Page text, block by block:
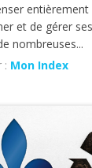
entièrement
et de gérer
nombreuses...
: Mon Index